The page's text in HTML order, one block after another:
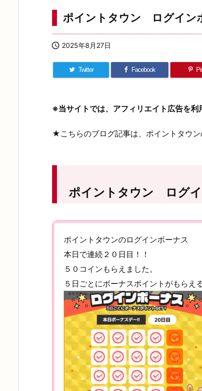
ポイントタウン ログイン
 2025年8月27日
Twitter Facebook
※当サイトでは、アフィリエイト広告を利
★こちらのブログ記事は、ポイントタウン
ポイントタウン ログイ
ポイントタウンのログインボーナス
本日で連続２０日目！！
５０コインもらえました。
５日ごとにボーナスポイントがもらえ